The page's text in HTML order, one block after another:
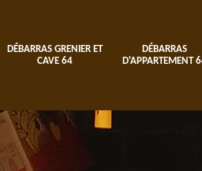
DÉBARRAS GRENIER ET
CAVE 64
DÉBARRAS
D'APPARTEMENT